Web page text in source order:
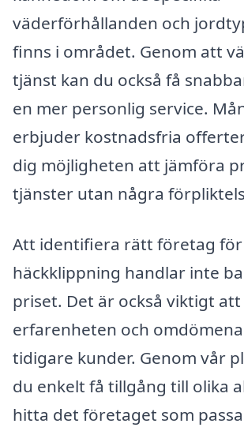
väderförhållanden och
finns i området. Genom att
tjänst kan du också få
en mer personlig service.
erbjuder kostnadsfria
dig möjligheten att jämföra
tjänster utan några
Att identifiera rätt företag för
häckklippning handlar inte
priset. Det är också viktigt
erfarenheten och
tidigare kunder. Genom vår
du enkelt få tillgång till olika
hitta det företaget som